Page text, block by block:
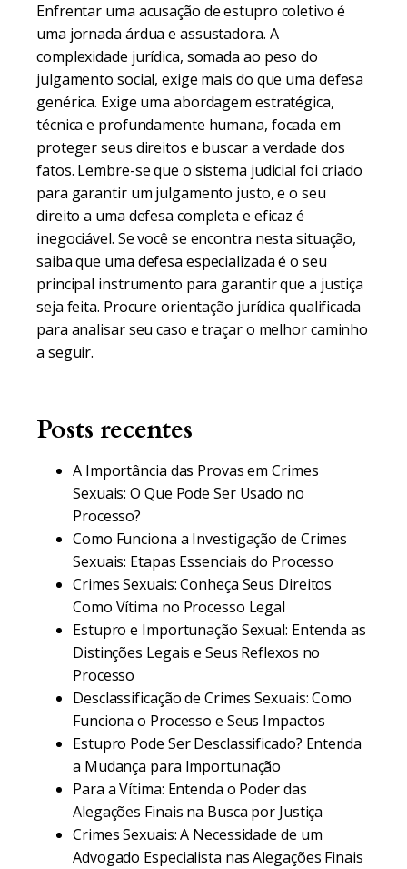
Enfrentar uma acusação de estupro coletivo é
uma jornada árdua e assustadora. A
complexidade jurídica, somada ao peso do
julgamento social, exige mais do que uma defesa
genérica. Exige uma abordagem estratégica,
técnica e profundamente humana, focada em
proteger seus direitos e buscar a verdade dos
fatos. Lembre-se que o sistema judicial foi criado
para garantir um julgamento justo, e o seu
direito a uma defesa completa e eficaz é
inegociável. Se você se encontra nesta situação,
saiba que uma defesa especializada é o seu
principal instrumento para garantir que a justiça
seja feita. Procure orientação jurídica qualificada
para analisar seu caso e traçar o melhor caminho
a seguir.
Posts recentes
A Importância das Provas em Crimes
Sexuais: O Que Pode Ser Usado no
Processo?
Como Funciona a Investigação de Crimes
Sexuais: Etapas Essenciais do Processo
Crimes Sexuais: Conheça Seus Direitos
Como Vítima no Processo Legal
Estupro e Importunação Sexual: Entenda as
Distinções Legais e Seus Reflexos no
Processo
Desclassificação de Crimes Sexuais: Como
Funciona o Processo e Seus Impactos
Estupro Pode Ser Desclassificado? Entenda
a Mudança para Importunação
Para a Vítima: Entenda o Poder das
Alegações Finais na Busca por Justiça
Crimes Sexuais: A Necessidade de um
Advogado Especialista nas Alegações Finais